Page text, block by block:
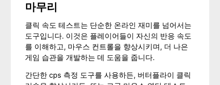
마무리
클릭 속도 테스트는 단순한 온라인 재미를 넘어서는
도구입니다. 이것은 플레이어들이 자신의 반응 속도
를 이해하고, 마우스 컨트롤을 향상시키며, 더 나은
게임 습관을 개발하는 데 도움을 줍니다.
간단한 cps 측정 도구를 사용하든, 버터플라이 클릭